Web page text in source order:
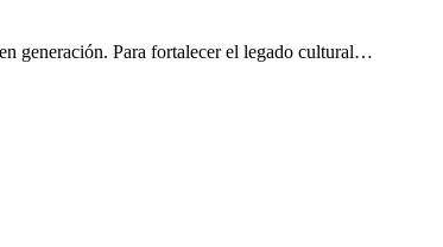
generación. Para fortalecer el legado cultural…